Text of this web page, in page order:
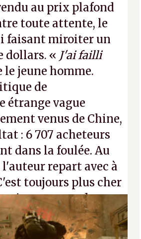
au prix plafond
toute attente, le
faisant miroiter un
dollars. « J'ai failli
le jeune homme.
de
étrange vague
venus de Chine,
: 6 707 acheteurs
dans la foulée. Au
repart avec à
toujours plus cher
ça apprendra aux
Gabe Newell aussi